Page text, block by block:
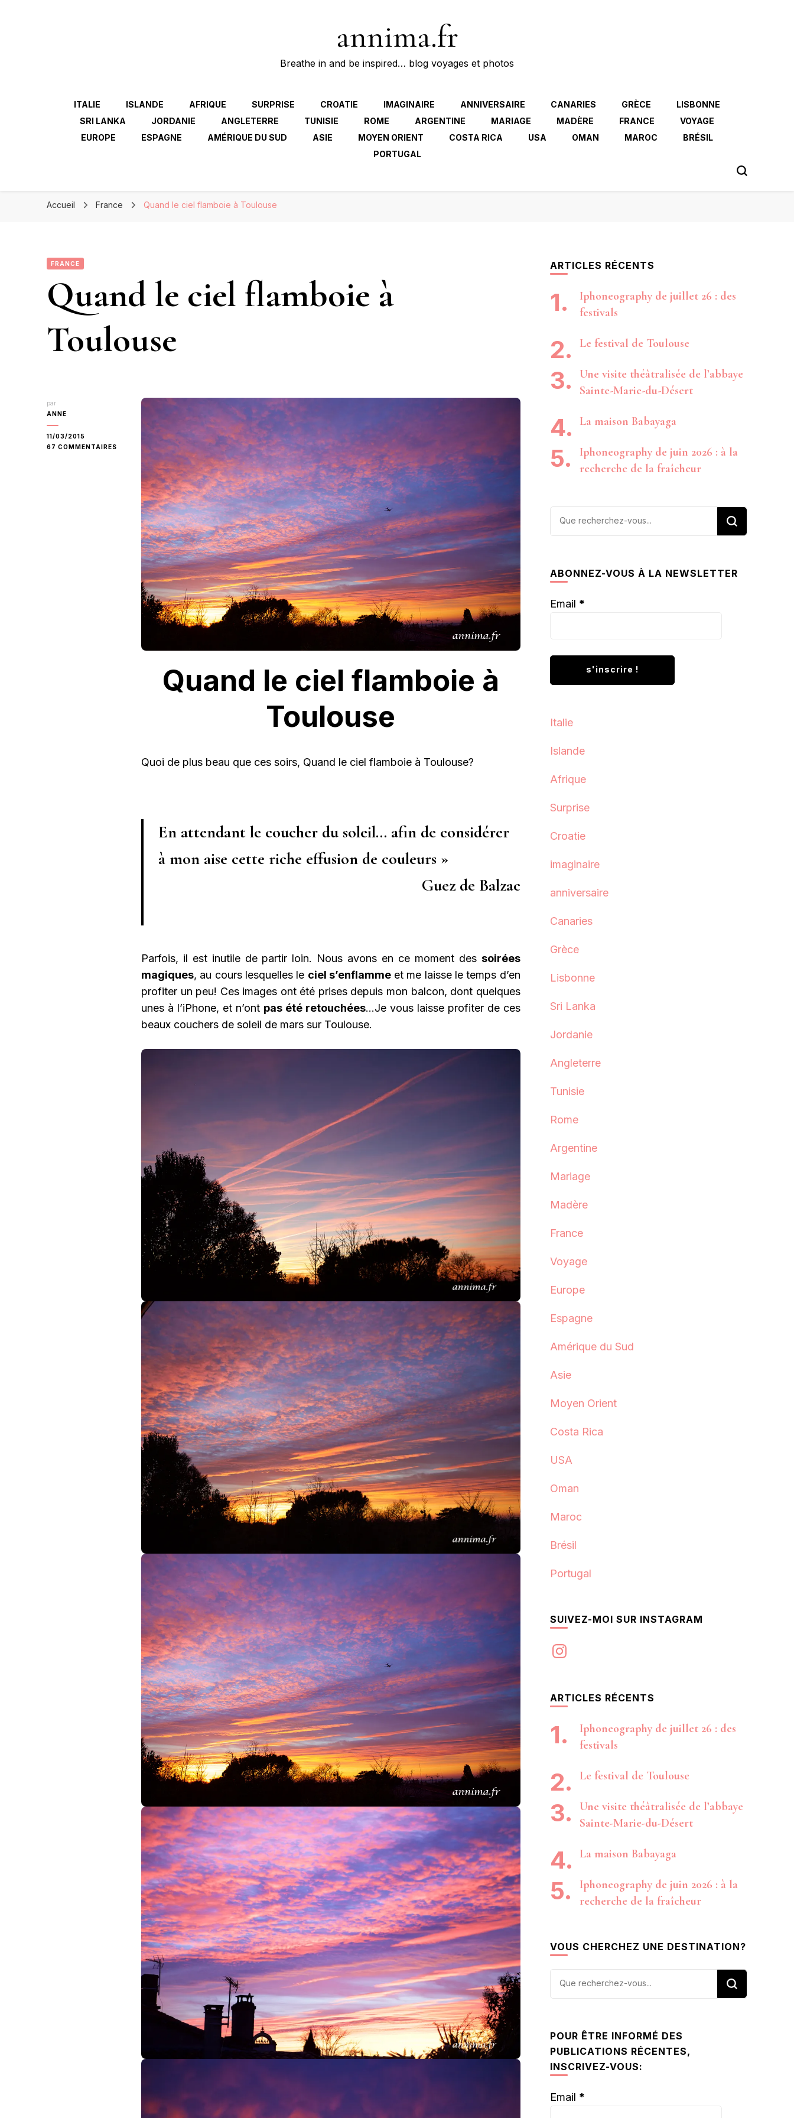
annima.fr
Breathe in and be inspired… blog voyages et photos
ITALIE ISLANDE AFRIQUE SURPRISE CROATIE IMAGINAIRE ANNIVERSAIRE CANARIES GRÈCE
LISBONNE
SRI LANKA
JORDANIE ANGLETERRE TUNISIE ROME ARGENTINE MARIAGE MADÈRE FRANCE
VOYAGE
EUROPE
ESPAGNE AMÉRIQUE DU SUD ASIE MOYEN ORIENT COSTA RICA USA OMAN MAROC
BRÉSIL
PORTUGAL
Accueil France Quand le ciel flamboie à Toulouse
FRANCE
Quand le ciel flamboie à
Toulouse
par
ANNE
11/03/2015
67 COMMENTAIRES
FLAMBOIE
TOULOUSE
Quand le ciel flamboie à
Toulouse
Quoi de plus beau que ces soirs, Quand le ciel flamboie à Toulouse?
En attendant le coucher du soleil… afin de considérer
à mon aise cette riche effusion de couleurs »
Guez de Balzac
Parfois, il est inutile de partir loin. Nous avons en ce moment des soirées
magiques, au cours lesquelles le ciel s’enflammeet me laisse le temps d’en
profiter un peu! Ces images ont été prises depuis mon balcon, dont quelques
unes à l’iPhone, et n’ont pas été retouchées…Je vous laisse profiter de ces
beaux couchers de soleil de mars sur Toulouse.
ARTICLES RÉCENTS
Iphoneography de juillet 26 : des
festivals
Le festival de Toulouse
Une visite théâtralisée de l’abbaye
Sainte-Marie-du-Désert
La maison Babayaga
Iphoneography de juin 2026 : à la
recherche de la fraîcheur
Vous
ABONNEZ-VOUS À LA NEWSLETTER
Email *
Italie
Islande
Afrique
Surprise
Croatie
imaginaire
anniversaire
Canaries
Grèce
Lisbonne
Sri Lanka
Jordanie
Angleterre
Tunisie
Rome
Argentine
Mariage
Madère
France
Voyage
Europe
Espagne
Amérique du Sud
Asie
Moyen Orient
Costa Rica
USA
Oman
Maroc
Brésil
Portugal
SUIVEZ-MOI SUR INSTAGRAM
Instagram
ARTICLES RÉCENTS
Iphoneography de juillet 26 : des
festivals
Le festival de Toulouse
Une visite théâtralisée de l’abbaye
Sainte-Marie-du-Désert
La maison Babayaga
Iphoneography de juin 2026 : à la
recherche de la fraîcheur
VOUS CHERCHEZ UNE DESTINATION?
Vous
POUR ÊTRE INFORMÉ DES
PUBLICATIONS RÉCENTES,
INSCRIVEZ-VOUS:
Email *